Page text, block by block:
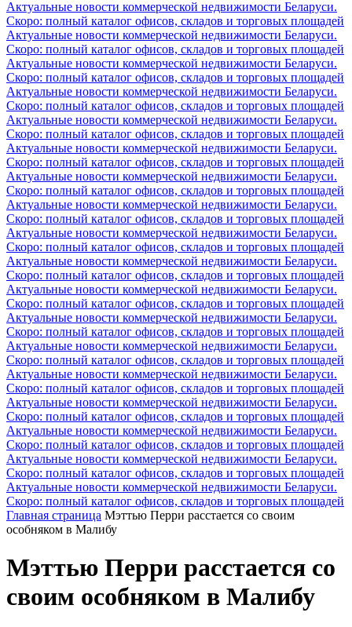
Актуальные новости коммерческой недвижимости Беларуси.
Скоро: полный каталог офисов, складов и торговых площадей
Актуальные новости коммерческой недвижимости Беларуси.
Скоро: полный каталог офисов, складов и торговых площадей
Актуальные новости коммерческой недвижимости Беларуси.
Скоро: полный каталог офисов, складов и торговых площадей
Актуальные новости коммерческой недвижимости Беларуси.
Скоро: полный каталог офисов, складов и торговых площадей
Актуальные новости коммерческой недвижимости Беларуси.
Скоро: полный каталог офисов, складов и торговых площадей
Актуальные новости коммерческой недвижимости Беларуси.
Скоро: полный каталог офисов, складов и торговых площадей
Актуальные новости коммерческой недвижимости Беларуси.
Скоро: полный каталог офисов, складов и торговых площадей
Актуальные новости коммерческой недвижимости Беларуси.
Скоро: полный каталог офисов, складов и торговых площадей
Актуальные новости коммерческой недвижимости Беларуси.
Скоро: полный каталог офисов, складов и торговых площадей
Актуальные новости коммерческой недвижимости Беларуси.
Скоро: полный каталог офисов, складов и торговых площадей
Актуальные новости коммерческой недвижимости Беларуси.
Скоро: полный каталог офисов, складов и торговых площадей
Актуальные новости коммерческой недвижимости Беларуси.
Скоро: полный каталог офисов, складов и торговых площадей
Актуальные новости коммерческой недвижимости Беларуси.
Скоро: полный каталог офисов, складов и торговых площадей
Актуальные новости коммерческой недвижимости Беларуси.
Скоро: полный каталог офисов, складов и торговых площадей
Актуальные новости коммерческой недвижимости Беларуси.
Скоро: полный каталог офисов, складов и торговых площадей
Актуальные новости коммерческой недвижимости Беларуси.
Скоро: полный каталог офисов, складов и торговых площадей
Актуальные новости коммерческой недвижимости Беларуси.
Скоро: полный каталог офисов, складов и торговых площадей
Актуальные новости коммерческой недвижимости Беларуси.
Скоро: полный каталог офисов, складов и торговых площадей
Главная страница Мэттью Перри расстается со своим
особняком в Малибу
Мэттью Перри расстается со
своим особняком в Малибу